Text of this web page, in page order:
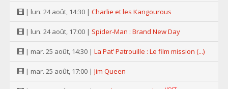
| lun. 24 août, 14:30 | Charlie et les Kangourous
| lun. 24 août, 17:00 | Spider-Man : Brand New Day
| mar. 25 août, 14:30 | La Pat’ Patrouille : Le film mission (...)
| mar. 25 août, 17:00 | Jim Queen